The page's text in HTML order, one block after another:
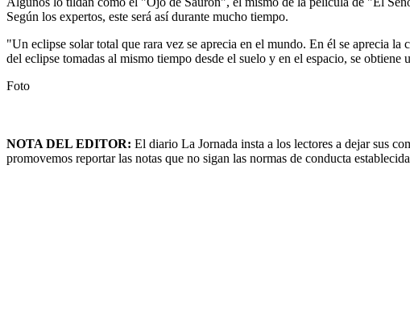
Según los expertos, este será así durante mucho tiempo.
"Un eclipse solar total que rara vez se aprecia en el mundo. En él se aprecia
del eclipse tomadas al mismo tiempo desde el suelo y en el espacio, se
Foto
NOTA DEL EDITOR: El diario La Jornada insta a los lectores a dejar sus
promovemos reportar las notas que no sigan las normas de conducta